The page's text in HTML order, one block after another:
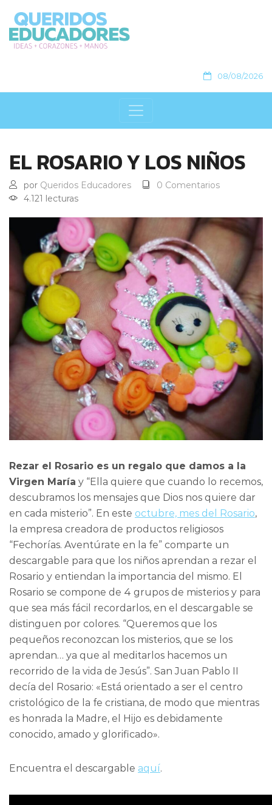
08/08/2026
EL ROSARIO Y LOS NIÑOS
por Queridos Educadores
0 Comentarios
4.121 lecturas
Rezar el Rosario es un regalo que damos a la
Virgen María y “Ella quiere que cuando lo recemos,
descubramos los mensajes que Dios nos quiere dar
en cada misterio”. En este octubre, mes del Rosario,
la empresa creadora de productos religiosos
“Fechorías. Aventúrate en la fe” comparte un
descargable para que los niños aprendan a rezar el
Rosario y entiendan la importancia del mismo. El
Rosario se compone de 4 grupos de misterios y para
que sea más fácil recordarlos, en el descargable se
distinguen por colores. “Queremos que los
pequeños reconozcan los misterios, que se los
aprendan… ya que al meditarlos hacemos un
recorrido de la vida de Jesús”. San Juan Pablo II
decía del Rosario: «Está orientado a ser el centro
cristológico de la fe cristiana, de modo que mientras
es honrada la Madre, el Hijo es debidamente
conocido, amado y glorificado».
Encuentra el descargable aquí.